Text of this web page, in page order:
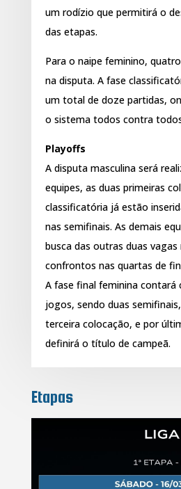
um rodízio que permitirá o
das etapas.
Para o naipe feminino,
na disputa. A fase
um total de doze partidas,
o sistema todos contra
Playoffs
A disputa masculina será
equipes, as duas primeiras
classificatória já estão
nas semifinais. As demais
busca das outras duas
confrontos nas quartas de
A fase final feminina contará
jogos, sendo duas
terceira colocação, e por
definirá o título de campeã.
Etapas